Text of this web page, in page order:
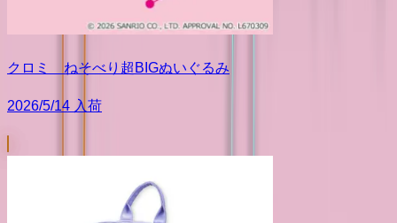
クロミ ねそべり超BIGぬいぐるみ
2026/5/14 入荷